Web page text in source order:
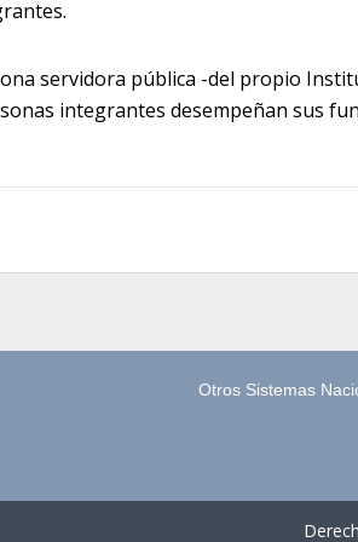
servidora pública -del propio
integrantes desempeñan sus
Otros Sistemas